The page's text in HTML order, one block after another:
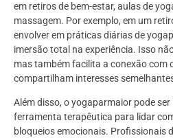
em retiros de bem-estar, aulas de
massagem. Por exemplo, em um
envolver em práticas diárias de
imersão total na experiência. Isso
mas também facilita a conexão com
compartilham interesses
Além disso, o yogaparmaior pode
ferramenta terapêutica para lidar
bloqueios emocionais. Profissionais